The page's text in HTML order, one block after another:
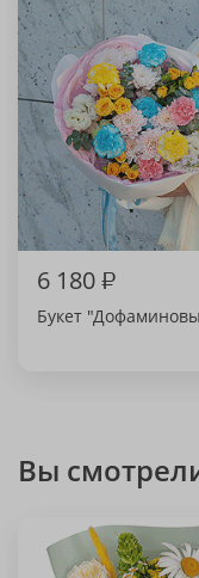
6 180₽
Букет
Вы